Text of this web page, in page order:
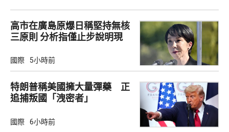
高市在廣島原爆日稱堅持無核
三原則 分析指僅止步說明現
國際 5小時前
特朗普稱美國擁大量彈藥 正
追捕叛國「洩密者」
國際 6小時前